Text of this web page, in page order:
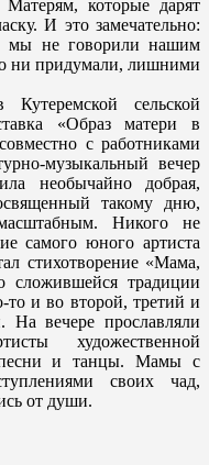
Матерям, которые дарят
И это замечательно:
мы не говорили нашим
ни придумали, лишними
сельской
«Образ матери в
с работниками
музыкальный вечер
необычайно добрая,
такому дню,
Никого не
самого юного артиста
стихотворение «Мама,
сложившейся традиции
то и во второй, третий и
На вечере прославляли
художественной
песни и танцы. Мамы с
своих чад,
от души.